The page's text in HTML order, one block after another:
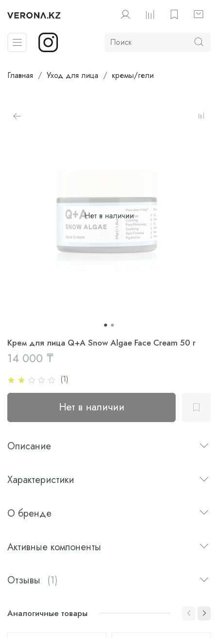
Главная Уход для лица кремы/гели
Нет в наличии
(1)
Крем для лица Q+A Snow Algae Face Cream 50 г
14 000 ₸
Нет в наличии
Описание
Характеристики
О бренде
Активные компоненты
Отзывы (1)
Аналогичные товары